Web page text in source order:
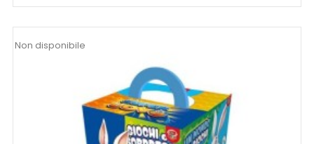
Non disponibile